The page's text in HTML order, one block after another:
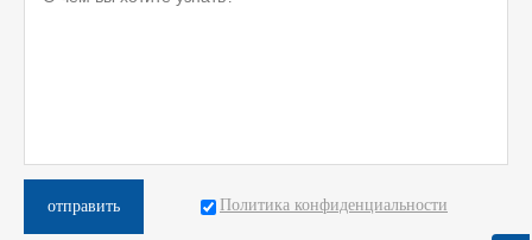
отправить Политика конфиденциальности